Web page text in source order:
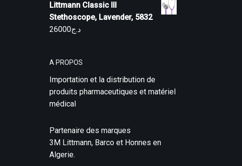
Littmann Classic III
Stethoscope, Lavender, 5832
د.ج26000
A PROPOS
Importation et la distribution de
produits pharmaceutiques et matériel
médical
Partenaire des marques
3M Littmann, Barco et Honnes en
Algerie.